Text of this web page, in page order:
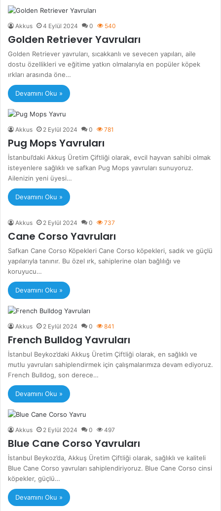
Akkus 4 Eylül 2024 0 540
Golden Retriever Yavruları
Golden Retriever yavruları, sıcakkanlı ve sevecen yapıları, aile
dostu özellikleri ve eğitime yatkın olmalarıyla en popüler köpek
ırkları arasında öne…
Devamını Oku »
Akkus 2 Eylül 2024 0 781
Pug Mops Yavruları
İstanbul’daki Akkuş Üretim Çiftliği olarak, evcil hayvan sahibi olmak
isteyenlere sağlıklı ve safkan Pug Mops yavruları sunuyoruz.
Ailenizin yeni üyesi…
Devamını Oku »
Akkus 2 Eylül 2024 0 737
Cane Corso Yavruları
Safkan Cane Corso Köpekleri Cane Corso köpekleri, sadık ve güçlü
yapılarıyla tanınır. Bu özel ırk, sahiplerine olan bağlılığı ve
koruyucu…
Devamını Oku »
Akkus 2 Eylül 2024 0 841
French Bulldog Yavruları
İstanbul Beykoz’daki Akkuş Üretim Çiftliği olarak, en sağlıklı ve
mutlu yavruları sahiplendirmek için çalışmalarımıza devam ediyoruz.
French Bulldog, son derece…
Devamını Oku »
Akkus 2 Eylül 2024 0 497
Blue Cane Corso Yavruları
İstanbul Beykoz’da, Akkuş Üretim Çiftliği olarak, sağlıklı ve kaliteli
Blue Cane Corso yavruları sahiplendiriyoruz. Blue Cane Corso cinsi
köpekler, güçlü…
Devamını Oku »